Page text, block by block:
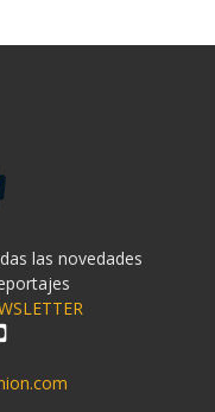
las novedades